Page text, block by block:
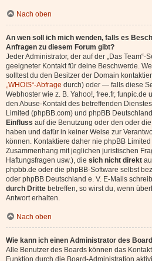
Nach oben
An wen soll ich mich wenden, falls es
Anfragen zu diesem Forum gibt?
Jeder Administrator, der auf der „Das Team“-
geeigneter Kontakt für deine Beschwerde.
solltest du den Besitzer der Domain
„WHOIS“-Abfrage durch) oder — falls diese
Webhoster wie z. B. Yahoo!, free.fr,
den Abuse-Kontakt des betreffenden
Limited (phpBB.com) und phpBB
Einfluss auf die Benutzung oder den oder
haben und dafür in keiner Weise zur
können. Kontaktiere daher nie phpBB
Zusammenhang mit jeglichen juristischen
Haftungsfragen usw.), die sich nicht direkt
phpbb.de oder die phpBB-Software selbst
oder phpBB Deutschland e. V. E-Mails
durch Dritte betreffen, so wirst du, wenn
Antwort erhalten.
Nach oben
Wie kann ich einen Administrator des
Alle Benutzer des Boards können das
Funktion durch die Board-Administration